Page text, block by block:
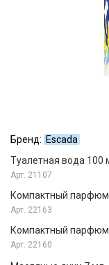
Бренд: Escada
Туалетная вода 100
21107
Компактный
22163
Компактный
22160